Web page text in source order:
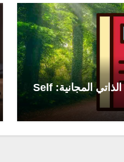
(٣٠) أفضل مواقع التعليم الذاتي المجانية: Self